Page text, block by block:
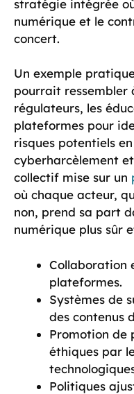
stratégie intégrée
numérique et le
concert.
Un exemple
pourrait ressembler
régulateurs, les
plateformes pour
risques potentiels
cyberharcèlement
collectif mise sur un
où chaque acteur,
non, prend sa part
numérique plus sûr
Collaboration
plateformes.
Systèmes de
des contenus
Promotion de
éthiques par
Politiques